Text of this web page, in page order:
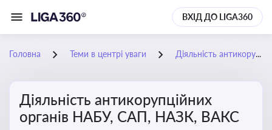
ВХІД ДО LIGA360
Головна Теми в центрі уваги Діяльність антикорупційних органів НАБУ, САП, НАЗК, ВАКС
Діяльність антикорупційних
органів НАБУ, САП, НАЗК, ВАКС